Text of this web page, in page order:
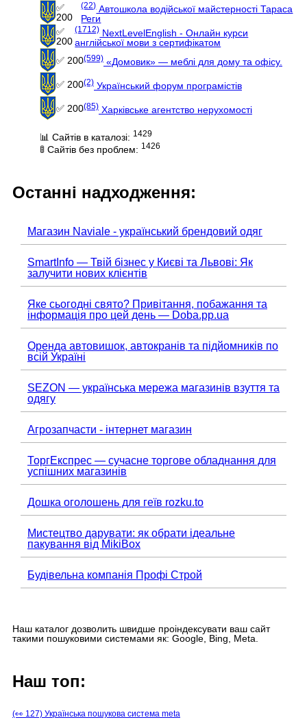
✅
200
(22)Автошкола водійської майстерності Тараса
Реги
✅
200
(1712)NextLevelEnglish - Онлайн курси
англійської мови з сертифікатом
✅ 200(599) «Домовик» — меблі для дому та офісу.
✅ 200(2) Український форум програмістів
✅ 200(85) Харківське агентство нерухомості
📊 Сайтів в каталозі: 1429
🚦 Сайтів без проблем: 1426
Останні надходження:
Магазин Naviale - український брендовий одяг
SmartInfo — Твій бізнес у Києві та Львові: Як
залучити нових клієнтів
Яке сьогодні свято? Привітання, побажання та
інформація про цей день — Doba.pp.ua
Оренда автовишок, автокранів та підйомників по
всій Україні
SEZON — українська мережа магазинів взуття та
одягу
Агрозапчасти - інтернет магазин
ТоргЕкспрес — сучасне торгове обладнання для
успішних магазинів
Дошка оголошень для геїв rozku.to
Мистецтво дарувати: як обрати ідеальне
пакування від MikiBox
Будівельна компанія Профі Строй
Наш каталог дозволить швидше проіндексувати ваш сайт
такими пошуковими системами як: Google, Bing, Meta.
Наш топ:
(👀 127) Українська пошукова система meta